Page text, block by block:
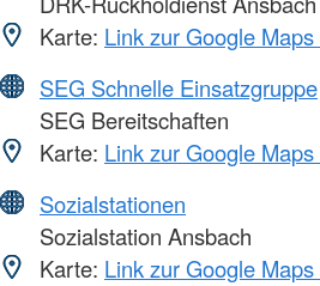
Karte: Link zur Google
SEG Schnelle Einsatzgruppe
SEG Bereitschaften
Karte: Link zur Google
Sozialstationen
Sozialstation Ansbach
Karte: Link zur Google